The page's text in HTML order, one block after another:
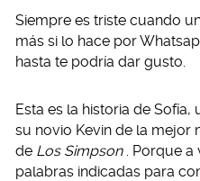
Siempre es triste cuando
más si lo hace por
hasta te podría dar gusto.
Esta es la historia de
su novio Kevin de la mejor
de Los Simpson . Porque a
palabras indicadas para